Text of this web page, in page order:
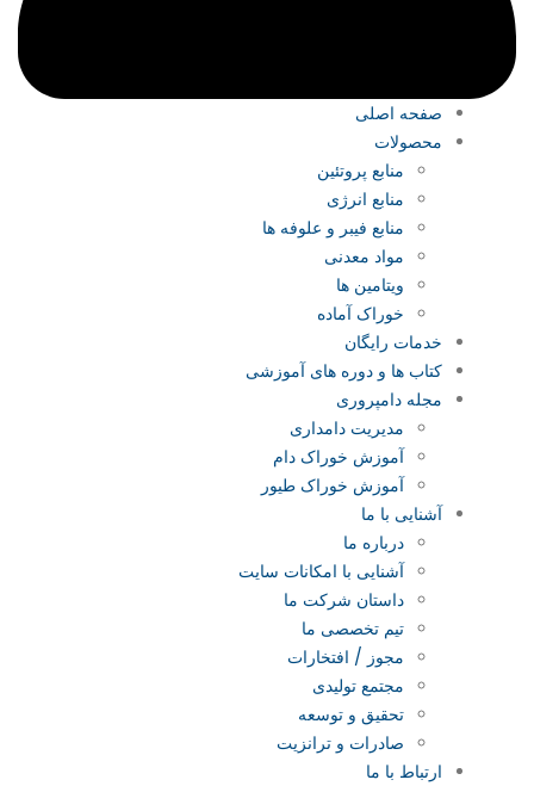
صفحه اصلی
محصولات
منابع پروتئین
منابع انرژی
منابع فیبر و علوفه‌ ها
مواد معدنی
ویتامین ها
خوراک آماده
خدمات رایگان
کتاب‌ ها و دوره های آموزشی
مجله دامپروری
مدیریت دامداری
آموزش خوراک دام
آموزش خوراک طیور
آشنایی با ما
درباره ما
آشنایی با امکانات سایت
داستان شرکت ما
تیم تخصصی ما
مجوز / افتخارات
مجتمع تولیدی
تحقیق و توسعه
صادرات و ترانزیت
ارتباط با ما